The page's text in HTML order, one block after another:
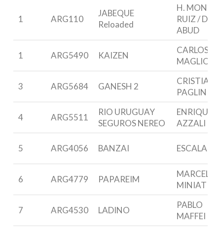
1 ARG110
JABEQUE
Reloaded
H. MONES
RUIZ / D.
ABUD
1 ARG5490 KAIZEN
CARLOS
MAGLIO
3 ARG5684 GANESH 2
CRISTIAN
PAGLINI
4 ARG5511
RIO URUGUAY
SEGUROS NEREO
ENRIQUE
AZZALI
5 ARG4056 BANZAI
6 ARG4779 PAPAREIM
MARCELO
MINIATI
7 ARG4530 LADINO
PABLO
MAFFEI